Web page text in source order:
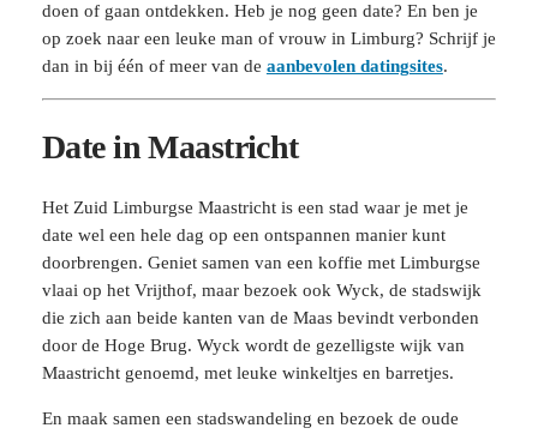
doen of gaan ontdekken. Heb je nog geen date? En ben je
op zoek naar een leuke man of vrouw in Limburg? Schrijf je
dan in bij één of meer van de aanbevolen datingsites.
Date in Maastricht
Het Zuid Limburgse Maastricht is een stad waar je met je
date wel een hele dag op een ontspannen manier kunt
doorbrengen. Geniet samen van een koffie met Limburgse
vlaai op het Vrijthof, maar bezoek ook Wyck, de stadswijk
die zich aan beide kanten van de Maas bevindt verbonden
door de Hoge Brug. Wyck wordt de gezelligste wijk van
Maastricht genoemd, met leuke winkeltjes en barretjes.
En maak samen een stadswandeling en bezoek de oude